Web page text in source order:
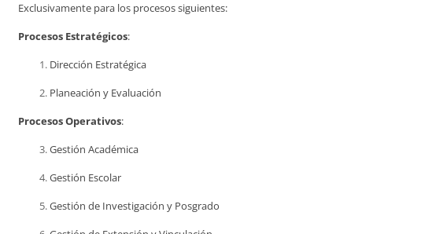
Exclusivamente para los procesos siguientes:
Procesos Estratégicos:
Dirección Estratégica
Planeación y Evaluación
Procesos Operativos:
Gestión Académica
Gestión Escolar
Gestión de Investigación y Posgrado